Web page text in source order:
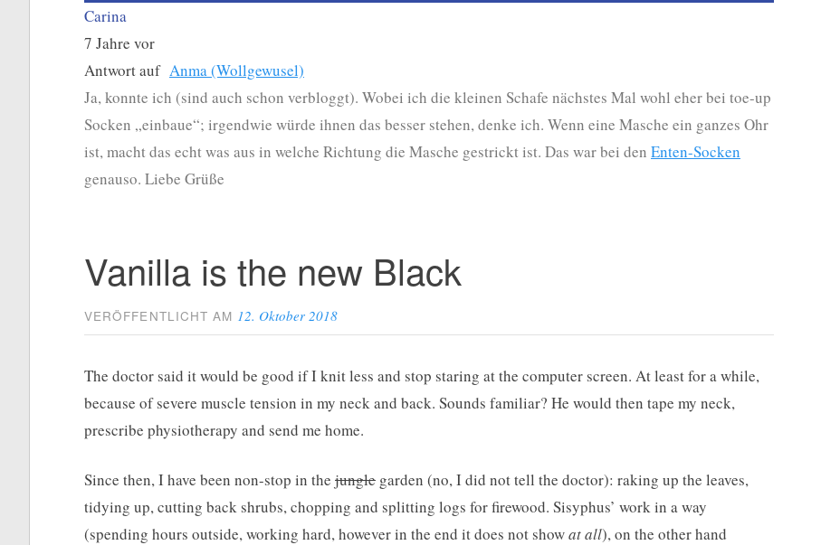
Carina
7 Jahre vor
Antwort auf Anma (Wollgewusel)
Ja, konnte ich (sind auch schon verbloggt). Wobei ich die kleinen Schafe nächstes Mal wohl eher bei toe-up
Socken „einbaue“; irgendwie würde ihnen das besser stehen, denke ich. Wenn eine Masche ein ganzes Ohr
ist, macht das echt was aus in welche Richtung die Masche gestrickt ist. Das war bei den Enten-Socken
genauso. Liebe Grüße
Vanilla is the new Black
VERÖFFENTLICHT AM 12. Oktober 2018
The doctor said it would be good if I knit less and stop staring at the computer screen. At least for a while,
because of severe muscle tension in my neck and back. Sounds familiar? He would then tape my neck,
prescribe physiotherapy and send me home.
Since then, I have been non-stop in the jungle garden (no, I did not tell the doctor): raking up the leaves,
tidying up, cutting back shrubs, chopping and splitting logs for firewood. Sisyphus’ work in a way
(spending hours outside, working hard, however in the end it does not showat all), on the other hand